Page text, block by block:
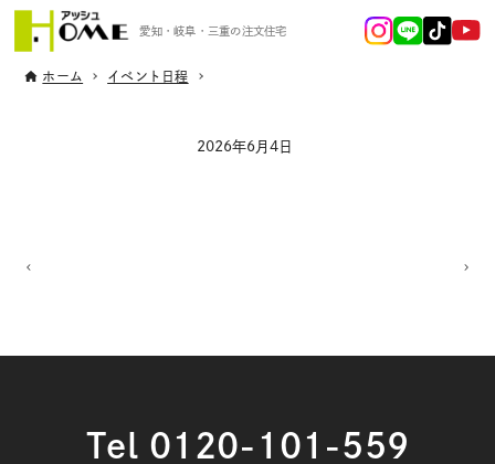
愛知・岐阜・三重の注文住宅
ホーム イベント日程
2026年6月4日
Tel 0120-101-559